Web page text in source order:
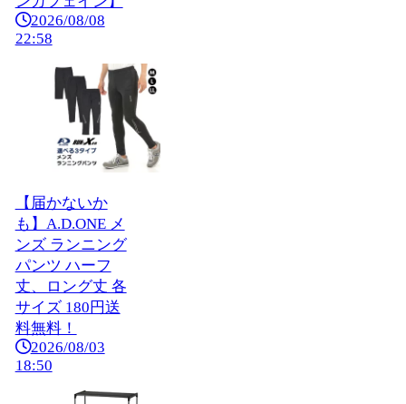
2026/08/08
22:58
【届かないか
も】A.D.ONE メ
ンズ ランニング
パンツ ハーフ
丈、ロング丈 各
サイズ 180円送
料無料！
2026/08/03
18:50